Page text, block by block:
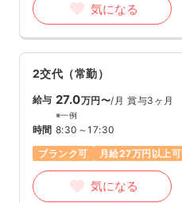
気になる
2交代（常勤）
給与 27.0万円〜/月 賞与3ヶ月
※一例
時間 8:30～17:30
ブランク可
月給27万円以上可
気になる